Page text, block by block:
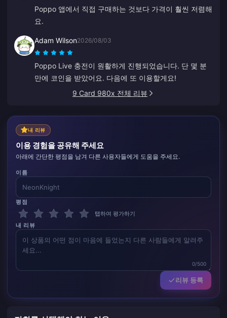
Poppo 앱에서 직접 구매하는 것보다 가격이 훨씬 저렴해
요.
Adam Wilson2026/08/03
Poppo Live 충전이 원활하게 진행되었습니다. 단 몇 분
만에 코인을 받았어요. 다음에 또 이용할게요!
9 Card 980x 전체 리뷰
내 리뷰
이용 경험을 공유해 주세요
아래에 간단한 평점을 남겨 다른 사용자들에게 도움을 주세요.
이름
평점
탭하여 평가하기
내 리뷰
0/500
리뷰 등록